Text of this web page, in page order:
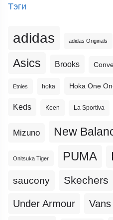
Тэги
adidas adidas Originals
Asics Brooks
Etnies hoka Hoka One
Keds Keen La Sportiva
Mizuno New
Onitsuka Tiger PUMA
saucony Skechers
Under Armour Vans